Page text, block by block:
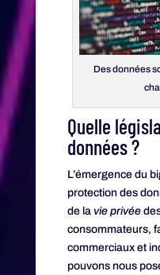
Des données
Quelle
données ?
L’émergence du
protection des
de la vie privée
consommateurs,
commerciaux et
pouvons nous